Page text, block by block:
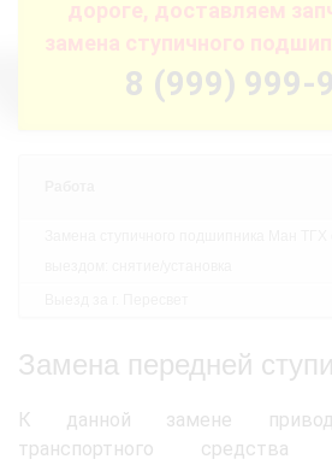
дороге, доставляем
замена ступичного
8 (999) 999-
Замена передней
К данной замене
транспортного